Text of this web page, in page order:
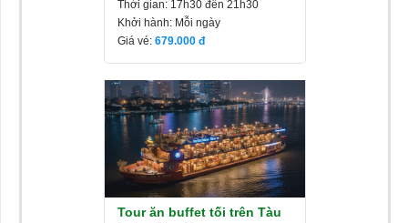
Thời gian: 17h30 đến 21h30
Khởi hành: Mỗi ngày
Giá vé: 679.000
Tour ăn buffet tối trên Tàu